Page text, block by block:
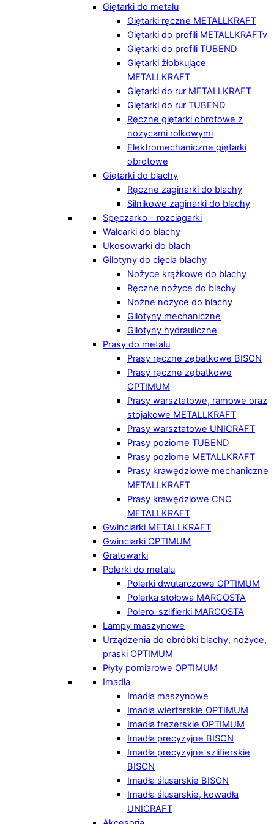
Giętarki do metalu
Giętarki ręczne METALLKRAFT
Giętarki do profili METALLKRAFTv
Giętarki do profili TUBEND
Giętarki żłobkujące
METALLKRAFT
Giętarki do rur METALLKRAFT
Giętarki do rur TUBEND
Ręczne giętarki obrotowe z
nożycami rolkowymi
Elektromechaniczne giętarki
obrotowe
Giętarki do blachy
Ręczne zaginarki do blachy
Silnikowe zaginarki do blachy
Spęczarko - rozciągarki
Walcarki do blachy
Ukosowarki do blach
Gilotyny do cięcia blachy
Nożyce krążkowe do blachy
Ręczne nożyce do blachy
Nożne nożyce do blachy
Gilotyny mechaniczne
Gilotyny hydrauliczne
Prasy do metalu
Prasy ręczne zębatkowe BISON
Prasy ręczne zębatkowe
OPTIMUM
Prasy warsztatowe, ramowe oraz
stojakowe METALLKRAFT
Prasy warsztatowe UNICRAFT
Prasy poziome TUBEND
Prasy poziome METALLKRAFT
Prasy krawędziowe mechaniczne
METALLKRAFT
Prasy krawędziowe CNC
METALLKRAFT
Gwinciarki METALLKRAFT
Gwinciarki OPTIMUM
Gratowarki
Polerki do metalu
Polerki dwutarczowe OPTIMUM
Polerka stołowa MARCOSTA
Polero-szlifierki MARCOSTA
Lampy maszynowe
Urządzenia do obróbki blachy, nożyce,
praski OPTIMUM
Płyty pomiarowe OPTIMUM
Imadła
Imadła maszynowe
Imadła wiertarskie OPTIMUM
Imadła frezerskie OPTIMUM
Imadła precyzyjne BISON
Imadła precyzyjne szlifierskie
BISON
Imadła ślusarskie BISON
Imadła ślusarskie, kowadła
UNICRAFT